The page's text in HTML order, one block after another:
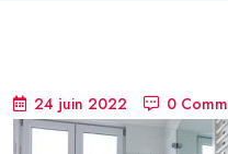
24 juin 2022 0